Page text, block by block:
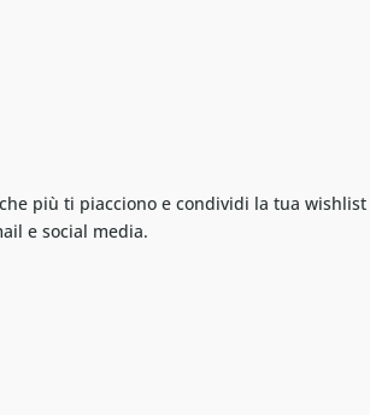
più ti piacciono e condividi la tua wishlist
e social media.